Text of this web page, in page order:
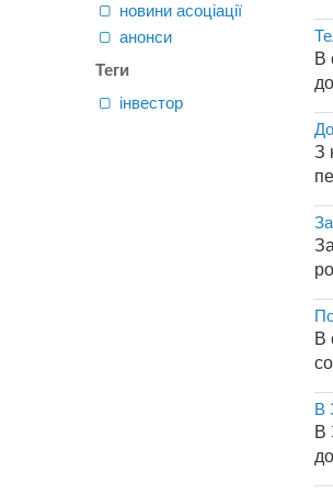
новини асоціації
анонси
Теги
інвестор
В
З
В
В
В